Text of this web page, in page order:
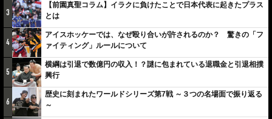
3
【前園真聖コラム】イラクに負けたことで日本代表に起きたプラス
とは
4
アイスホッケーでは、なぜ殴り合いが許されるのか？ 驚きの「フ
ァイティング」ルールについて
5
横綱は引退で数億円の収入！？謎に包まれている退職金と引退相撲
興行
6
歴史に刻まれたワールドシリーズ第7戦 ～３つの名場面で振り返る
～